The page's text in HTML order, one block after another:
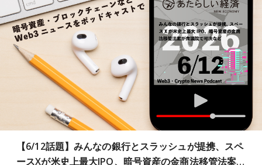
【6/12話題】みんなの銀行とスラッシュが提携、スペ
ースXが米史上最大IPO、暗号資産の金商法移管法案…